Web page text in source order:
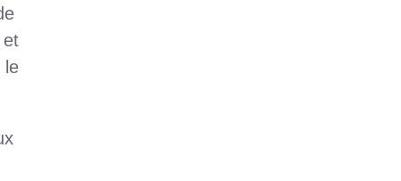
et
le